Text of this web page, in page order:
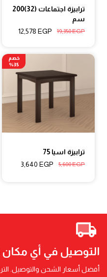
ترابيزة اجتماعات (32)200
سم
19,350EGP
12,578 EGP
ترابيزة اسيا 75
5,600EGP
3,640 EGP
خصم
35%
التوصيل في أي
أفضل أسعار الشحن والتوصيل.